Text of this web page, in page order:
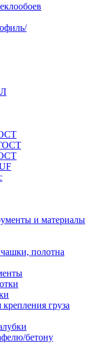
и материалы
полотна
груза
бетону